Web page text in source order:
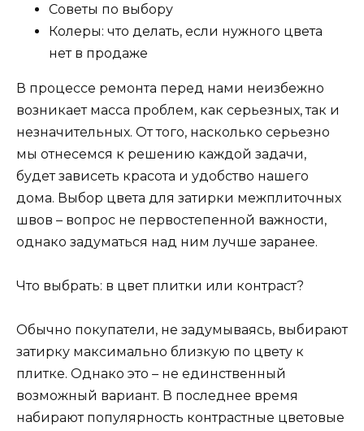
Советы по выбору
Колеры: что делать, если нужного цвета
нет в продаже
В процессе ремонта перед нами неизбежно
возникает масса проблем, как серьезных, так и
незначительных. От того, насколько серьезно
мы отнесемся к решению каждой задачи,
будет зависеть красота и удобство нашего
дома. Выбор цвета для затирки межплиточных
швов – вопрос не первостепенной важности,
однако задуматься над ним лучше заранее.
Что выбрать: в цвет плитки или контраст?
Обычно покупатели, не задумываясь, выбирают
затирку максимально близкую по цвету к
плитке. Однако это – не единственный
возможный вариант. В последнее время
набирают популярность контрастные цветовые